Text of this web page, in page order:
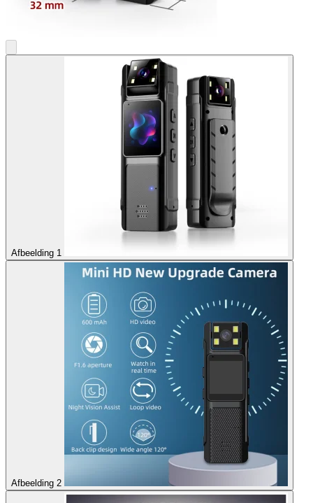
Afbeelding 1
Afbeelding 2